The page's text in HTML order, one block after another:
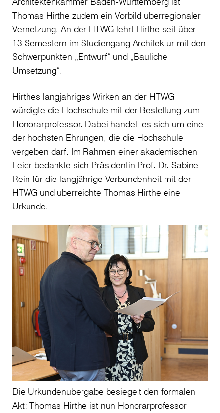
Thomas Hirthe zudem ein Vorbild überregionaler
Vernetzung. An der HTWG lehrt Hirthe seit über
13 Semestern im Studiengang Architektur mit den
Schwerpunkten „Entwurf“ und „Bauliche
Umsetzung“.
Hirthes langjähriges Wirken an der HTWG
würdigte die Hochschule mit der Bestellung zum
Honorarprofessor. Dabei handelt es sich um eine
der höchsten Ehrungen, die die Hochschule
vergeben darf. Im Rahmen einer akademischen
Feier bedankte sich Präsidentin Prof. Dr. Sabine
Rein für die langjährige Verbundenheit mit der
HTWG und überreichte Thomas Hirthe eine
Urkunde.
Die Urkundenübergabe besiegelt den formalen
Akt: Thomas Hirthe ist nun Honorarprofessor